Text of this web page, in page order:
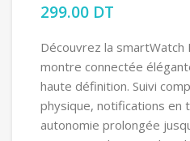
299.00 DT
Découvrez la smartWatch
montre connectée
haute définition. Suivi
physique, notifications en
autonomie prolongée